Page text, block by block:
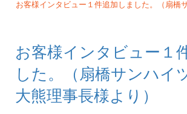
お客様インタビュー１件追加しました。（扇橋
お客様インタビュー１
した。（扇橋サンハイ
大熊理事長様より）